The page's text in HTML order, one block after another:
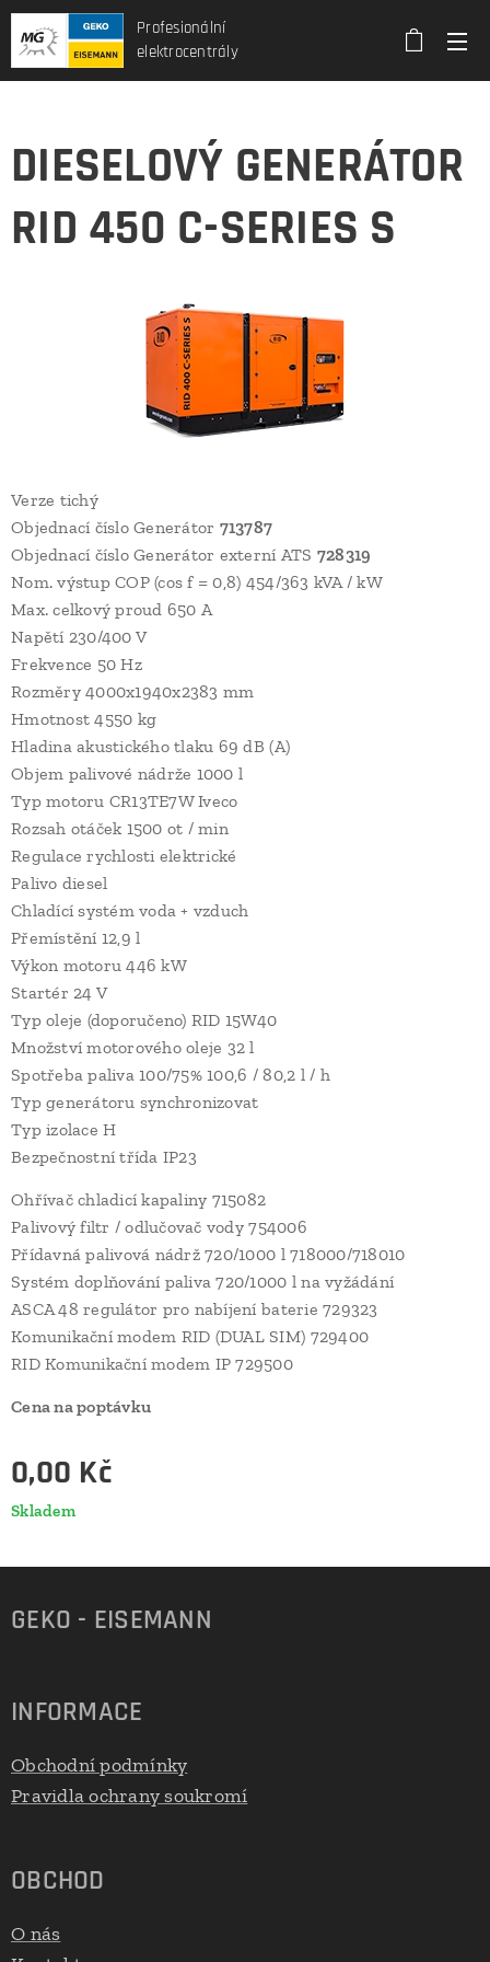
Profesionální
elektrocentrály
DIESELOVÝ GENERÁTOR
RID 450 C-SERIES S
Verze tichý
Objednací číslo Generátor 713787
Objednací číslo Generátor externí ATS 728319
Nom. výstup COP (cos f = 0,8) 454/363 kVA / kW
Max. celkový proud 650 A
Napětí 230/400 V
Frekvence 50 Hz
Rozměry 4000x1940x2383 mm
Hmotnost 4550 kg
Hladina akustického tlaku 69 dB (A)
Objem palivové nádrže 1000 l
Typ motoru CR13TE7W Iveco
Rozsah otáček 1500 ot / min
Regulace rychlosti elektrické
Palivo diesel
Chladící systém voda + vzduch
Přemístění 12,9 l
Výkon motoru 446 kW
Startér 24 V
Typ oleje (doporučeno) RID 15W40
Množství motorového oleje 32 l
Spotřeba paliva 100/75% 100,6 / 80,2 l / h
Typ generátoru synchronizovat
Typ izolace H
Bezpečnostní třída IP23
Ohřívač chladicí kapaliny 715082
Palivový filtr / odlučovač vody 754006
Přídavná palivová nádrž 720/1000 l 718000/718010
Systém doplňování paliva 720/1000 l na vyžádání
ASCA 48 regulátor pro nabíjení baterie 729323
Komunikační modem RID (DUAL SIM) 729400
RID Komunikační modem IP 729500
Cena na poptávku
0,00 Kč
Skladem
GEKO - EISEMANN
INFORMACE
Obchodní podmínky
Pravidla ochrany soukromí
OBCHOD
O nás